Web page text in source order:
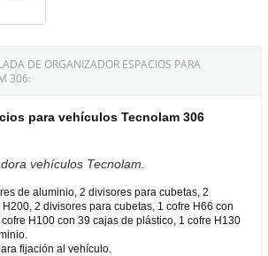
DE ORGANIZADOR ESPACIOS PARA
306:
para vehículos Tecnolam 306
vehículos Tecnolam.
de aluminio, 2 divisores para cubetas, 2
2 divisores para cubetas, 1 cofre H66 con
H100 con 39 cajas de plástico, 1 cofre H130
fijación al vehículo.